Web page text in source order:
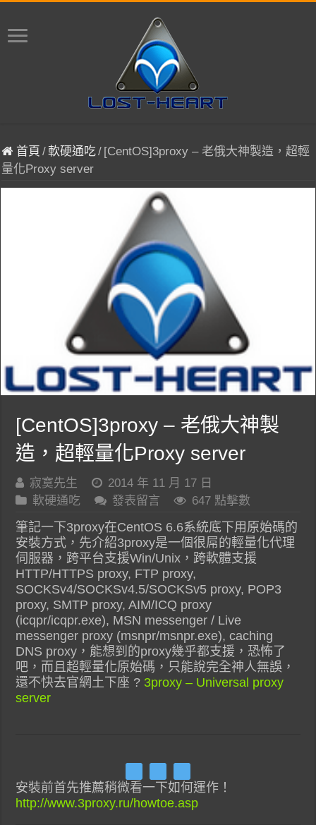
首頁 /軟硬通吃/ [CentOS]3proxy – 老俄大神製造，超輕
量化Proxy server
[CentOS]3proxy – 老俄大神製
造，超輕量化Proxy server
寂寞先生
2014 年 11 月 17 日
軟硬通吃
發表留言 647 點擊數
筆記一下3proxy在CentOS 6.6系統底下用原始碼的
安裝方式，先介紹3proxy是一個很屌的輕量化代理
伺服器，跨平台支援Win/Unix，跨軟體支援
HTTP/HTTPS proxy, FTP proxy,
SOCKSv4/SOCKSv4.5/SOCKSv5 proxy, POP3
proxy, SMTP proxy, AIM/ICQ proxy
(icqpr/icqpr.exe), MSN messenger / Live
messenger proxy (msnpr/msnpr.exe), caching
DNS proxy，能想到的proxy幾乎都支援，恐怖了
吧，而且超輕量化原始碼，只能說完全神人無誤，
還不快去官網土下座 ? 3proxy – Universal proxy
server
安裝前首先推薦稍微看一下如何運作！
http://www.3proxy.ru/howtoe.asp